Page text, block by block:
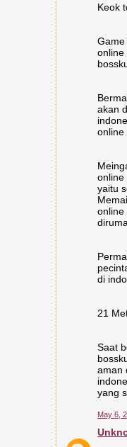
Keok
online
akan
online
online
yaitu
online
di
21
Saat
aman
yang
May 6,